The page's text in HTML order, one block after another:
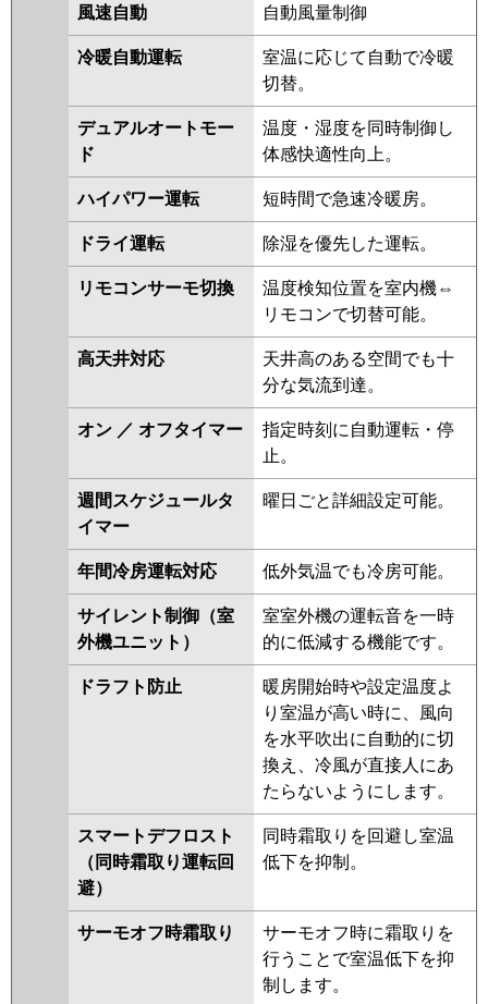
PCZX-ERMP80SKZ
PCZX-ERMP80SKY PCZX-
ERMP80SKLY
ERMP80SKLV PCZX-ERMP80SKV
PCZX-ERMP80SKLR PCZX-
ERMP80SKR
RPC-GP80RSHPJ9 RPC-
GP80RSHPJ8
RPC-GP80RSHPJ7
RPC-GP80RSHPJ6 RPC-
GP80RSHPJ5 RPC-GP80RSHPJ4
RPC-GP80RSHPJ3
三菱重工
FDEV805HKP5SA
FDEV805HKP5S
パナソニック
風速自動 自動風量制御
冷暖自動運転
室温に応じて自動で冷暖
切替。
デュアルオートモー
ド
温度・湿度を同時制御し
体感快適性向上。
ハイパワー運転 短時間で急速冷暖房。
ドライ運転 除湿を優先した運転。
リモコンサーモ切換
温度検知位置を室内機⇔
リモコンで切替可能。
高天井対応
天井高のある空間でも十
分な気流到達。
オン ／ オフタイマー
指定時刻に自動運転・停
止。
週間スケジュールタ
イマー
曜日ごと詳細設定可能。
年間冷房運転対応 低外気温でも冷房可能。
サイレント制御（室
外機ユニット）
室室外機の運転音を一時
的に低減する機能です。
ドラフト防止
暖房開始時や設定温度よ
り室温が高い時に、風向
を水平吹出に自動的に切
換え、冷風が直接人にあ
たらないようにします。
スマートデフロスト
（同時霜取り運転回
避）
同時霜取りを回避し室温
低下を抑制。
サーモオフ時霜取り
サーモオフ時に霜取りを
行うことで室温低下を抑
制します。